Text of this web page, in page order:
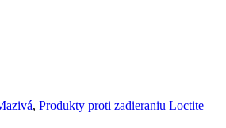
, Produkty proti zadieraniu Loctite